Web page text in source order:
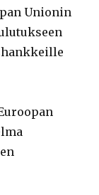
Unionin